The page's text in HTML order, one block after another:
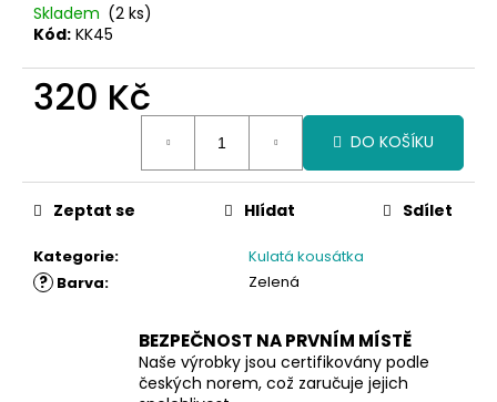
Skladem (2 ks)
Kód: KK45
320 Kč
DO KOŠÍKU
Kategorie: Kulatá kousátka
? Barva: Zelená
Zeptat se Hlídat Sdílet
BEZPEČNOST NA PRVNÍM MÍSTĚ
Naše výrobky jsou certifikovány podle
českých norem, což zaručuje jejich